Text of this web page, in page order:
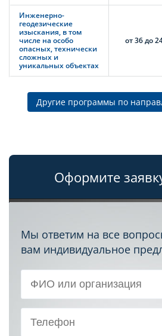
Инженерно-
геодезические
изыскания, в том
числе на особо
опасных, технически
сложных и
уникальных объектах
от 36 до
Другие программы по
Оформите
Мы ответим на все
вам индивидуальное